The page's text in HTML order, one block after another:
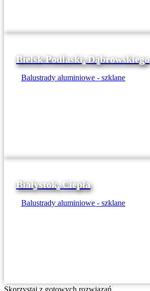
Bielsk Podlaski, Dąbrowskiego
Balustrady aluminiowe - szklane
Białystok, Ciepła
Balustrady aluminiowe - szklane